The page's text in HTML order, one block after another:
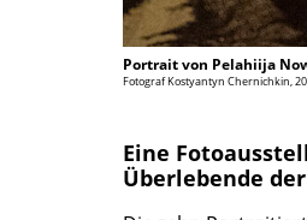
Portrait von Pelahiija
Fotograf Kostyantyn Chernichkin,
Eine
Überlebende